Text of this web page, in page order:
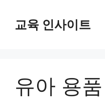
교육 인사이트
유아 용품